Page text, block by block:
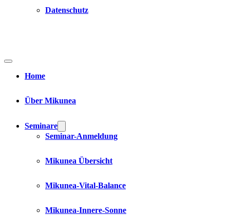
Datenschutz
Home
Über Mikunea
Seminare
Seminar-Anmeldung
Mikunea Übersicht
Mikunea-Vital-Balance
Mikunea-Innere-Sonne